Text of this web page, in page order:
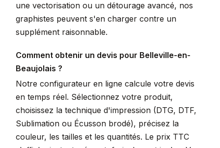
une vectorisation ou un détourage avancé, nos
graphistes peuvent s'en charger contre un
supplément raisonnable.
Comment obtenir un devis pour Belleville-en-
Beaujolais ?
Notre configurateur en ligne calcule votre devis
en temps réel. Sélectionnez votre produit,
choisissez la technique d'impression (DTG, DTF,
Sublimation ou Écusson brodé), précisez la
couleur, les tailles et les quantités. Le prix TTC